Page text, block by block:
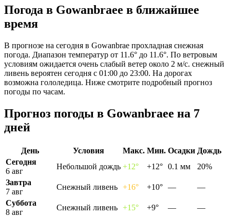
Погода в Gowanbraeе в ближайшее
время
В прогнозе на сегодня в Gowanbrae прохладная снежная
погода. Диапазон температур от 11.6° до 11.6°. По ветровым
условиям ожидается очень слабый ветер около 2 м/с. снежный
ливень вероятен сегодня с 01:00 до 23:00. На дорогах
возможна гололедица. Ниже смотрите подробный прогноз
погоды по часам.
Прогноз погоды в Gowanbraeе на 7
дней
День Условия Макс. Мин. Осадки Дождь
Сегодня
6 авг
Небольшой дождь +12° +12° 0.1 мм
20%
Завтра
7 авг
Снежный ливень +16° +10° —
—
Суббота
8 авг
Снежный ливень +15° +9° —
—